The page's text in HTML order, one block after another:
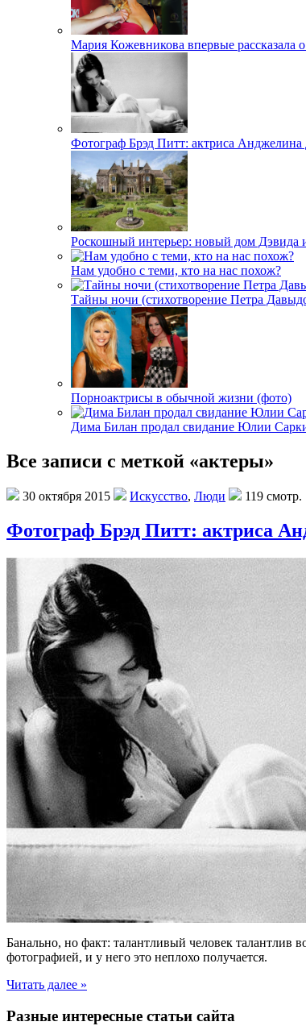
Мария Кожевникова впервые рассказала
Фотограф Брэд Питт: актриса
Роскошный интерьер: новый дом Дэвида
Нам удобно с теми, кто на нас похож?
Тайны ночи (стихотворение Петра
Порноактрисы в обычной жизни (фото)
Дима Билан продал свидание Юлии
Все записи с меткой «актеры»
30 октября 2015 Искусство, Люди 119 смотр.
Фотограф Брэд Питт: актриса
Банально, но факт: талантливый человек талантлив
фотографией, и у него это неплохо получается.
Читать далее »
Разные интересные статьи сайта